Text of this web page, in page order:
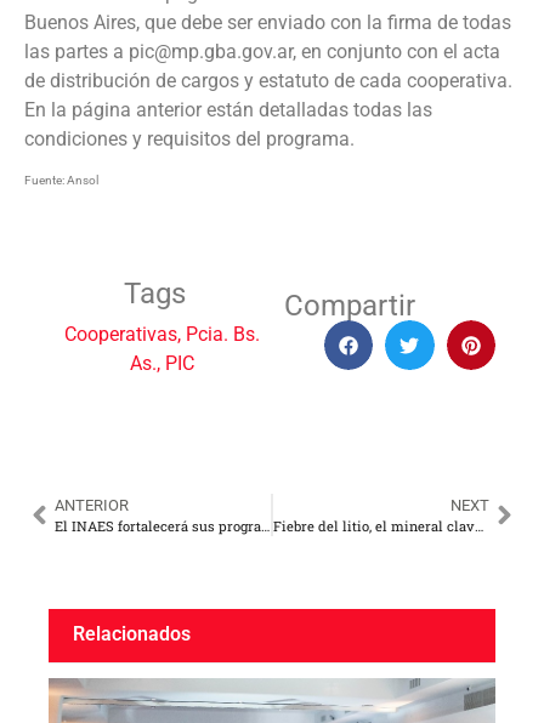
Buenos Aires, que debe ser enviado con la firma de todas
las partes a pic@mp.gba.gov.ar, en conjunto con el acta
de distribución de cargos y estatuto de cada cooperativa.
En la página anterior están detalladas todas las
condiciones y requisitos del programa.
Fuente: Ansol
Tags
Cooperativas, Pcia. Bs.
As., PIC
Compartir
ANTERIOR
El INAES fortalecerá sus programas de acción durante este año
NEXT
Fiebre del litio, el mineral clave del futuro
Relacionados